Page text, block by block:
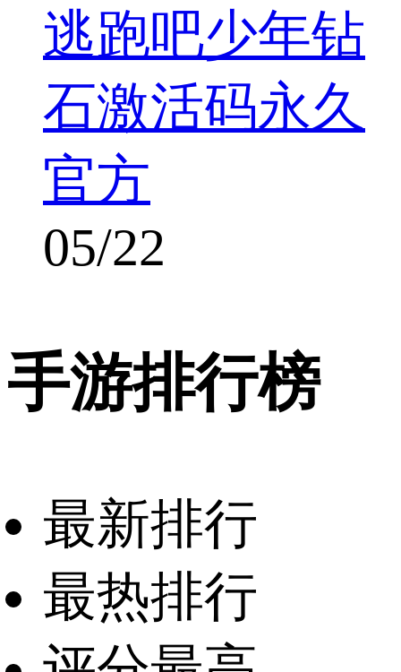
逃跑吧少年钻
石激活码永久
官方
05/22
手游排行榜
最新排行
最热排行